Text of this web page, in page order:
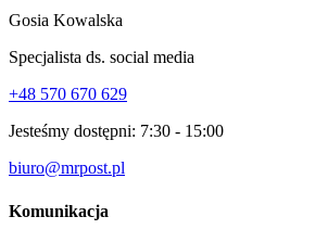
Gosia Kowalska
Specjalista ds. social media
+48 570 670 629
Jesteśmy dostępni: 7:30 - 15:00
biuro@mrpost.pl
Komunikacja